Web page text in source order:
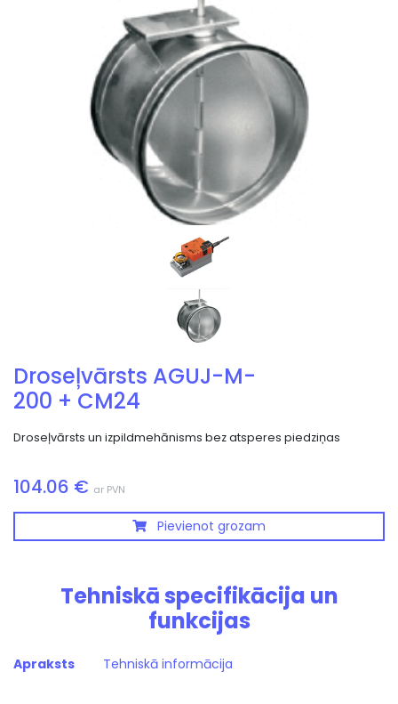
Droseļvārsts AGUJ-M-
200 + CM24
Droseļvārsts un izpildmehānisms bez atsperes piedziņas
104.06 € ar PVN
Pievienot grozam
Tehniskā specifikācija un
funkcijas
Apraksts Tehniskā informācija